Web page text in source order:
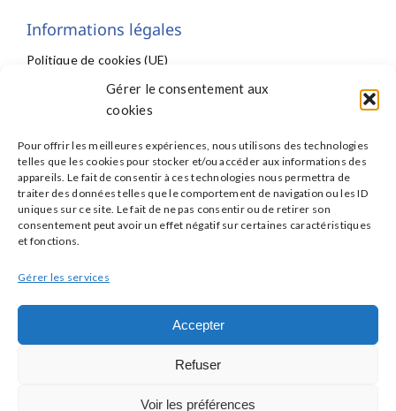
Gérer le consentement aux
cookies
Pour offrir les meilleures expériences, nous utilisons des technologies
telles que les cookies pour stocker et/ou accéder aux informations des
appareils. Le fait de consentir à ces technologies nous permettra de
traiter des données telles que le comportement de navigation ou les ID
uniques sur ce site. Le fait de ne pas consentir ou de retirer son
consentement peut avoir un effet négatif sur certaines caractéristiques
et fonctions.
Gérer les services
Accepter
Refuser
Voir les préférences
Informations légales
Politique de cookies (UE)
Conditions générales
Partenaires
ISNI : InterSyndicale Nationale des Internes
Les Jeunes du GACI